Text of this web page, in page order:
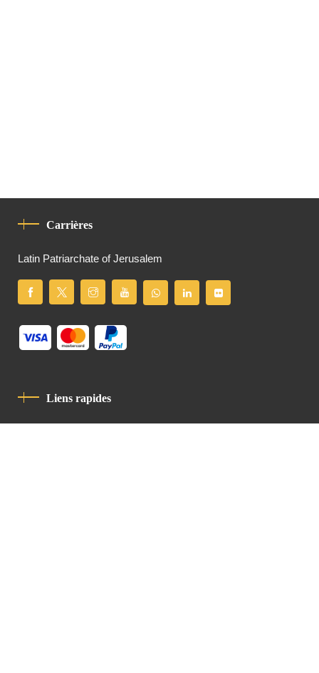
Carrières
Latin Patriarchate of Jerusalem
Liens rapides